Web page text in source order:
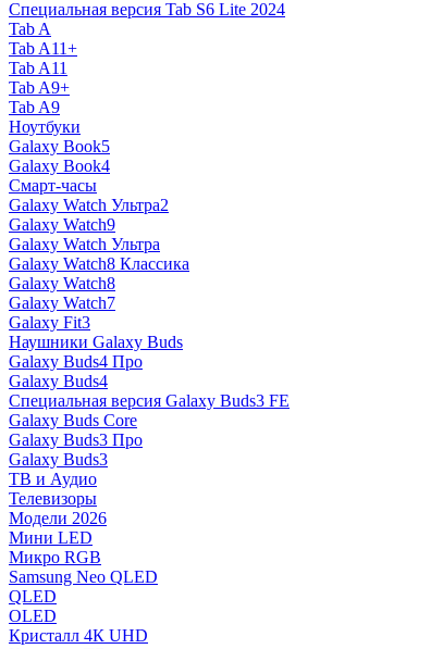
Специальная версия Tab S6 Lite 2024
Tab A
Tab A11+
Tab A11
Tab A9+
Tab A9
Ноутбуки
Galaxy Book5
Galaxy Book4
Смарт-часы
Galaxy Watch Ультра2
Galaxy Watch9
Galaxy Watch Ультра
Galaxy Watch8 Классика
Galaxy Watch8
Galaxy Watch7
Galaxy Fit3
Наушники Galaxy Buds
Galaxy Buds4 Про
Galaxy Buds4
Специальная версия Galaxy Buds3 FE
Galaxy Buds Core
Galaxy Buds3 Про
Galaxy Buds3
ТВ и Аудио
Телевизоры
Модели 2026
Мини LED
Микро RGB
Samsung Neo QLED
QLED
OLED
Кристалл 4К UHD